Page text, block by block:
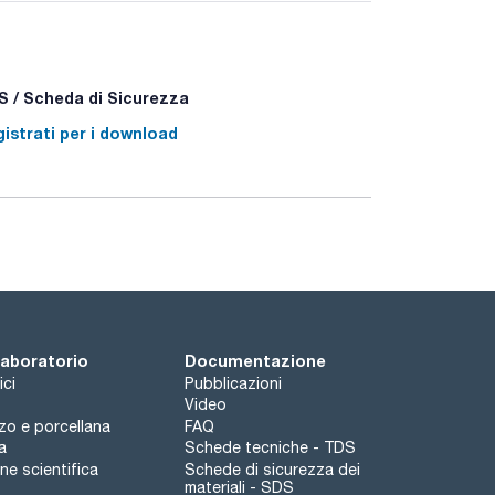
/ Scheda di Sicurezza
per i download
e porcellana
scientifica
Documentazione
Pubblicazioni
Video
FAQ
Schede tecniche - TDS
Schede di sicurezza dei
materiali - SDS